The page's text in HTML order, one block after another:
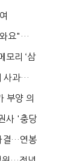
와요"…
모리 ‘삼
사과…
부양 의
사 '충당
결…연봉